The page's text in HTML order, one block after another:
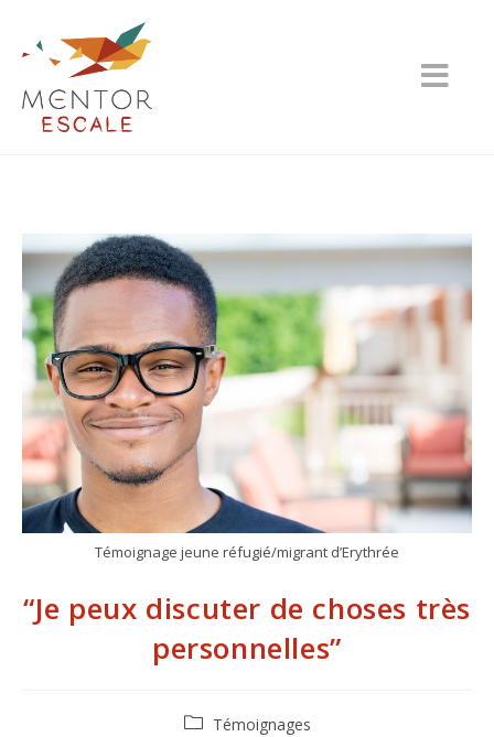
Témoignage jeune réfugié/migrant d’Erythrée
“Je peux discuter de choses très
personnelles”
Témoignages